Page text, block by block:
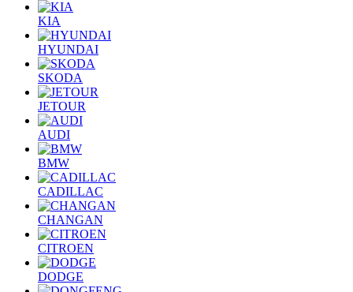
KIA
HYUNDAI
SKODA
JETOUR
AUDI
BMW
CADILLAC
CHANGAN
CITROEN
DODGE